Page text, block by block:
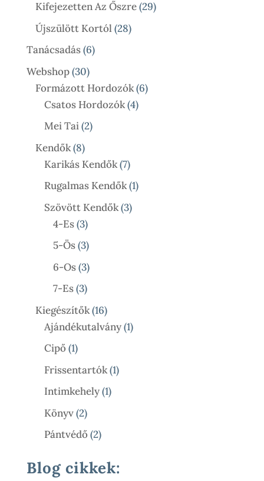
Kifejezetten Az Őszre 2929
Újszülött Kortól 2828
Tanácsadás 66
Webshop 3030
Termék
Formázott Hordozók 66
Csatos Hordozók 44
Mei Tai 22
Kendők 88
Termék
Karikás Kendők 77
Termék
Rugalmas Kendők 11
Szövött Kendők 33
4-Es 33
Termék
5-Ös 33
Termék
6-Os 33
Termék
7-Es 33
Termék
Kiegészítők 1616
Termék
Ajándékutalvány 11
Cipő 11
Termék
Frissentartók 11
Intimkehely 11
Könyv 22
Termék
Pántvédő 22
Blog cikkek: